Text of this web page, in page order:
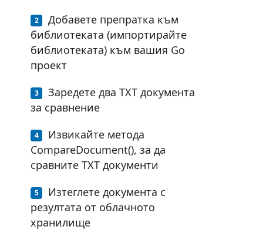
Добавете препратка към
библиотеката (импортирайте
библиотеката) към вашия Go
проект
Заредете два TXT документа
за сравнение
Извикайте метода
CompareDocument(), за да
сравните TXT документи
Изтеглете документа с
резултата от облачното
хранилище